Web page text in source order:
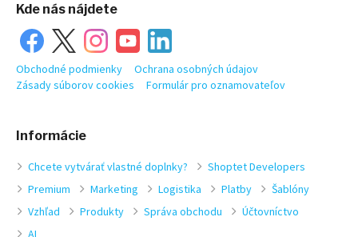
Informácie
Chcete vytvárať vlastné doplnky?
Shoptet Developers
Premium
Marketing Logistika Platby
Šablóny
Vzhľad
Produkty Správa obchodu
Účtovníctvo
AI
Kde nás nájdete
Obchodné podmienky
Ochrana osobných údajov
Zásady súborov cookies
Formulár pro oznamovateľov